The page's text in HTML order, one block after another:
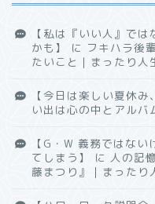
【私は『いい人』で
かも】
に フキハラ後
たいこと｜まったり人
【今日は楽しい夏休み
い出は心の中とアルバ
【G・W 義務ではな
てしまう】
に 人の記
藤まつり』｜まったり